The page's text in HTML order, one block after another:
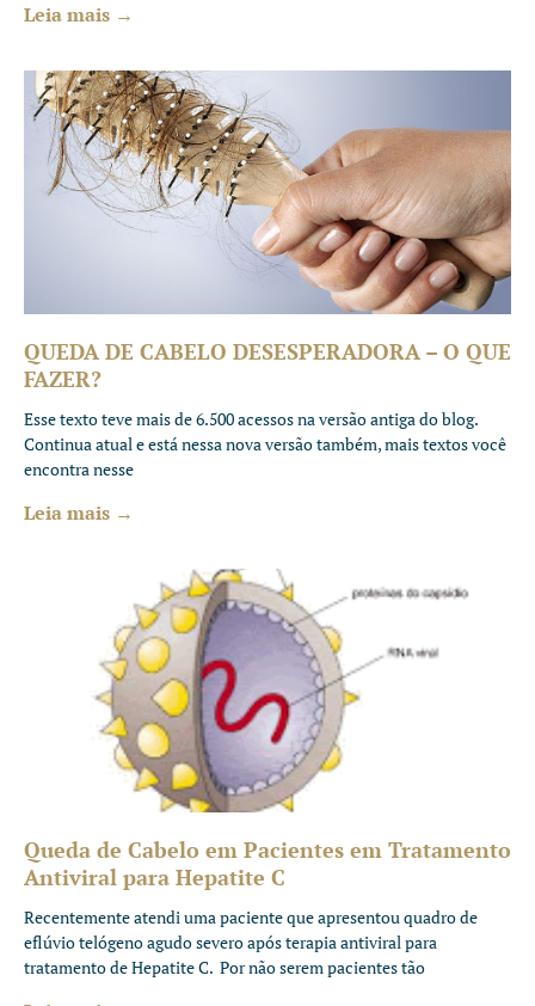
Leia mais →
QUEDA DE CABELO DESESPERADORA – O QUE
FAZER?
Esse texto teve mais de 6.500 acessos na versão antiga do blog.
Continua atual e está nessa nova versão também, mais textos você
encontra nesse
Leia mais →
Queda de Cabelo em Pacientes em Tratamento
Antiviral para Hepatite C
Recentemente atendi uma paciente que apresentou quadro de
eflúvio telógeno agudo severo após terapia antiviral para
tratamento de Hepatite C. Por não serem pacientes tão